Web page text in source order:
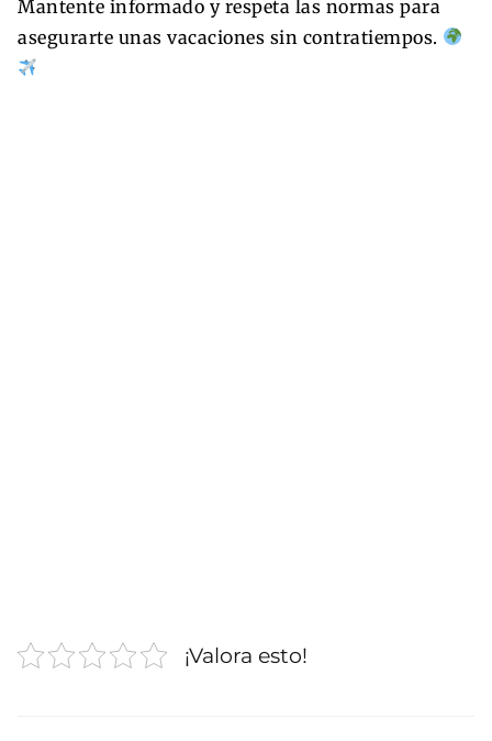
Mantente informado y respeta las normas para
asegurarte unas vacaciones sin contratiempos.
¡Valora esto!